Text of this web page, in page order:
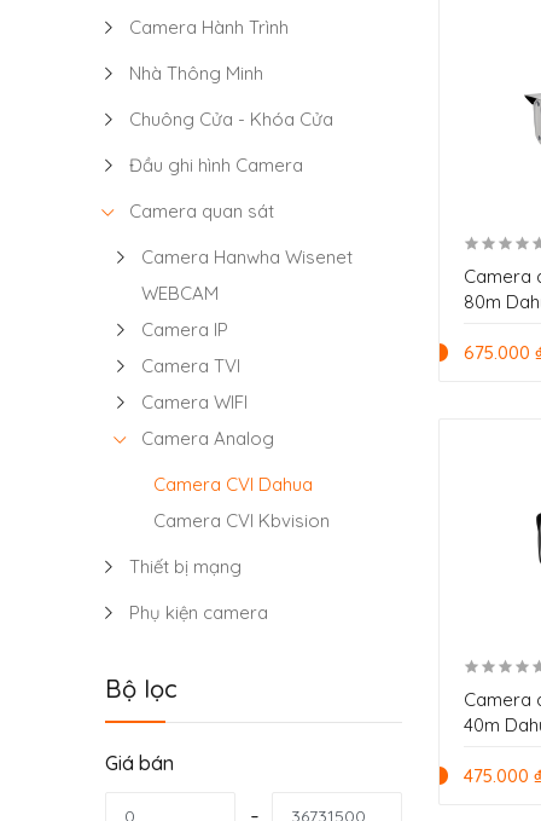
Camera Hành Trình
Nhà Thông Minh
Chuông Cửa - Khóa Cửa
Đầu ghi hình Camera
Camera quan sát
Camera Hanwha Wisenet
WEBCAM
Camera IP
Camera TVI
Camera WIFI
Camera Analog
Camera CVI Dahua
Camera CVI Kbvision
Thiết bị mạng
Phụ kiện camera
Bộ lọc
Giá bán
Camera
80m
675.000
Camera
40m
475.000 ₫